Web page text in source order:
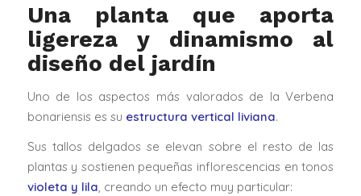
Una planta que aporta
ligereza y dinamismo al
diseño del jardín
Uno de los aspectos más valorados de la Verbena
bonariensis es su estructura vertical liviana.
Sus tallos delgados se elevan sobre el resto de las
plantas y sostienen pequeñas inflorescencias en tonos
violeta y lila, creando un efecto muy particular: